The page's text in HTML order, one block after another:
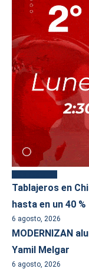
Tablajeros en
hasta en un 40 %
6 agosto, 2026
MODERNIZAN
Yamil Melgar
6 agosto, 2026